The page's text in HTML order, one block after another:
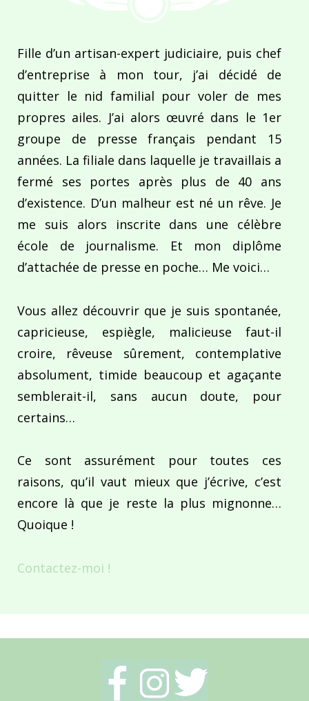
Fille d’un artisan-expert judiciaire, puis chef
d’entreprise à mon tour, j’ai décidé de
quitter le nid familial pour voler de mes
propres ailes. J’ai alors œuvré dans le 1er
groupe de presse français pendant 15
années. La filiale dans laquelle je travaillais a
fermé ses portes après plus de 40 ans
d’existence. D’un malheur est né un rêve. Je
me suis alors inscrite dans une célèbre
école de journalisme. Et mon diplôme
d’attachée de presse en poche… Me voici…
Vous allez découvrir que je suis spontanée,
capricieuse, espiègle, malicieuse faut-il
croire, rêveuse sûrement, contemplative
absolument, timide beaucoup et agaçante
semblerait-il, sans aucun doute, pour
certains…
Ce sont assurément pour toutes ces
raisons, qu’il vaut mieux que j’écrive, c’est
encore là que je reste la plus mignonne…
Quoique !
Contactez-moi !